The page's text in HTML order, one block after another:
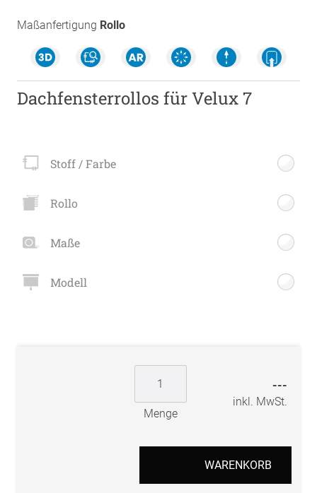
Maßanfertigung Rollo
Dachfensterrollos für Velux 7
Stoff / Farbe
Rollo
Maße
Modell
Menge
---
inkl. MwSt.
WARENKORB